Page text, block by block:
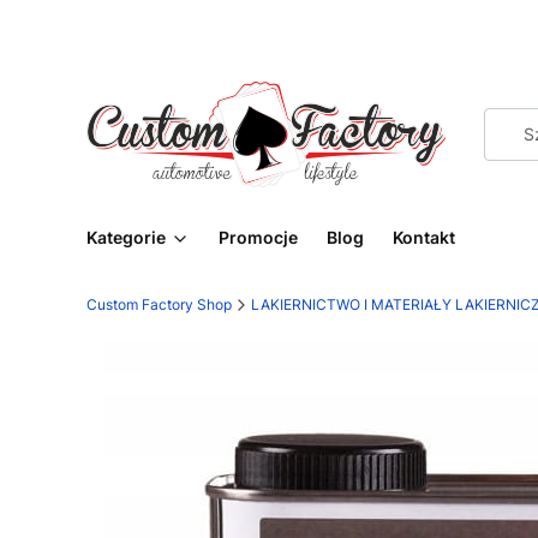
Kategorie Promocje Blog Kontakt
Custom Factory Shop LAKIERNICTWO I MATERIAŁY